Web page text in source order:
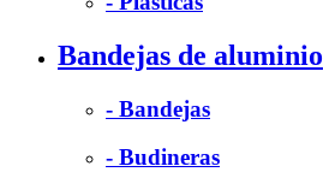
Bandejas de aluminio
- Bandejas
- Budineras